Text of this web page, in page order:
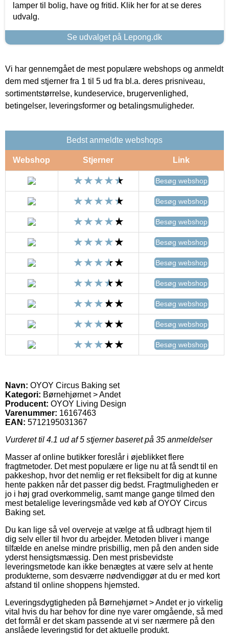
lamper til bolig, have og fritid. Klik her for at se deres
udvalg.
Se udvalget på Lepong.dk
Vi har gennemgået de mest populære webshops og anmeldt
dem med stjerner fra 1 til 5 ud fra bl.a. deres prisniveau,
sortimentstørrelse, kundeservice, brugervenlighed,
betingelser, leveringsformer og betalingsmuligheder.
Bedst anmeldte webshops
Webshop Stjerner Link
Besøg webshop
Besøg webshop
Besøg webshop
Besøg webshop
Besøg webshop
Besøg webshop
Besøg webshop
Besøg webshop
Besøg webshop
Navn: OYOY Circus Baking set
Kategori: Børnehjørnet > Andet
Producent: OYOY Living Design
Varenummer: 16167463
EAN: 5712195031367
Vurderet til 4.1 ud af 5 stjerner baseret på 35 anmeldelser
Masser af online butikker foreslår i øjeblikket flere
fragtmetoder. Det mest populære er lige nu at få sendt til en
pakkeshop, hvor det nemlig er ret fleksibelt for dig at kunne
hente pakken når det passer dig bedst. Fragtmuligheden er
jo i høj grad overkommelig, samt mange gange tilmed den
mest betalelige leveringsmåde ved køb af OYOY Circus
Baking set.
Du kan lige så vel overveje at vælge at få udbragt hjem til
dig selv eller til hvor du arbejder. Metoden bliver i mange
tilfælde en anelse mindre prisbillig, men på den anden side
yderst hensigtsmæssig. Den mest prisbevidste
leveringsmetode kan ikke benægtes at være selv at hente
produkterne, som desværre nødvendiggør at du er med kort
afstand til online shoppens hjemsted.
Leveringsdygtigheden på Børnehjørnet > Andet er jo virkelig
vital hvis du har behov for dine nye varer omgående, så med
det formål er det skam passende at vi ser nærmere på den
anslåede leveringstid for det aktuelle produkt.